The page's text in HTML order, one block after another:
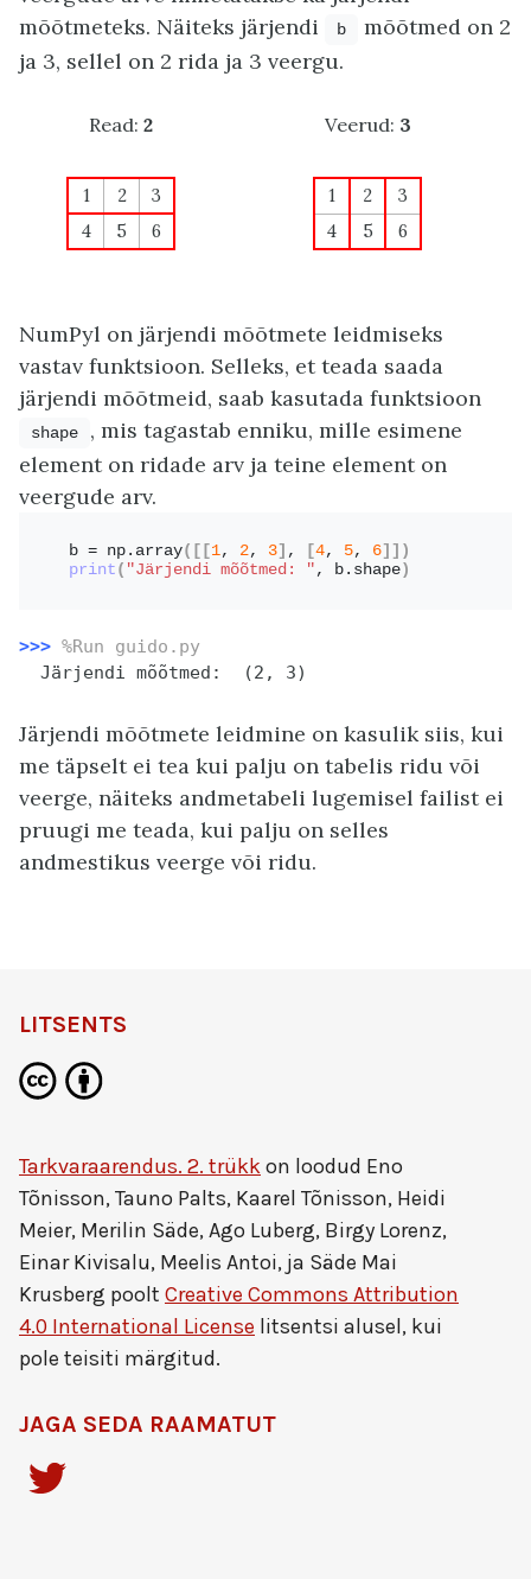
mõõtmeteks. Näiteks järjendi
b
mõõtmed on 2
ja 3, sellel on 2 rida ja 3 veergu.
Read: 2 Veerud: 3
1 2
3
4
5 6
1 2
3
4
5 6
NumPyl on järjendi mõõtmete leidmiseks
vastav funktsioon. Selleks, et teada saada
järjendi mõõtmeid, saab kasutada funktsioon
shape
, mis tagastab enniku, mille esimene
element on ridade arv ja teine element on
veergude arv.
b = np. array([[1, 2, 3] , [4, 5, 6]])
print ( "Järjendi mõõtmed: " , b.shape)
>>> %Run guido.py
  Järjendi mõõtmed:  (2, 3)
Järjendi mõõtmete leidmine on kasulik siis, kui
me täpselt ei tea kui palju on tabelis ridu või
veerge, näiteks andmetabeli lugemisel failist ei
pruugi me teada, kui palju on selles
andmestikus veerge või ridu.
LITSENTS
Tarkvaraarendus. 2. trükkon loodud Eno
Tõnisson, Tauno Palts, Kaarel Tõnisson, Heidi
Meier, Merilin Säde, Ago Luberg, Birgy Lorenz,
Einar Kivisalu, Meelis Antoi, ja Säde Mai
Krusberg poolt Creative Commons Attribution
4.0 International License litsentsi alusel, kui
pole teisiti märgitud.
JAGA SEDA RAAMATUT